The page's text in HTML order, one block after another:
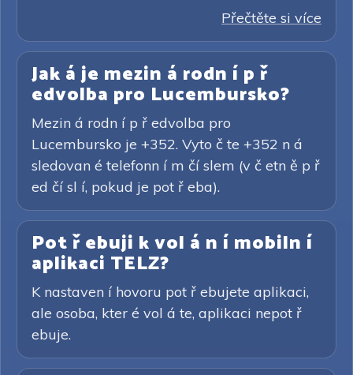
Přečtěte si více
Jak á je mezin á rodn í p ř
edvolba pro Lucembursko?
Mezin á rodn í p ř edvolba pro
Lucembursko je +352. Vyto č te +352 n á
sledovan é telefonn í m čí slem (v č etn ě p ř
ed čí sl í, pokud je pot ř eba).
Pot ř ebuji k vol á n í mobiln í
aplikaci TELZ?
K nastaven í hovoru pot ř ebujete aplikaci,
ale osoba, kter é vol á te, aplikaci nepot ř
ebuje.